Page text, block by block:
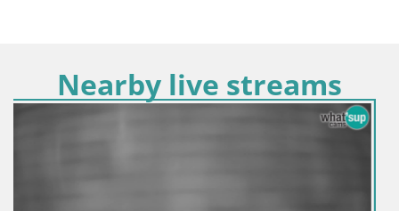
Nearby live streams